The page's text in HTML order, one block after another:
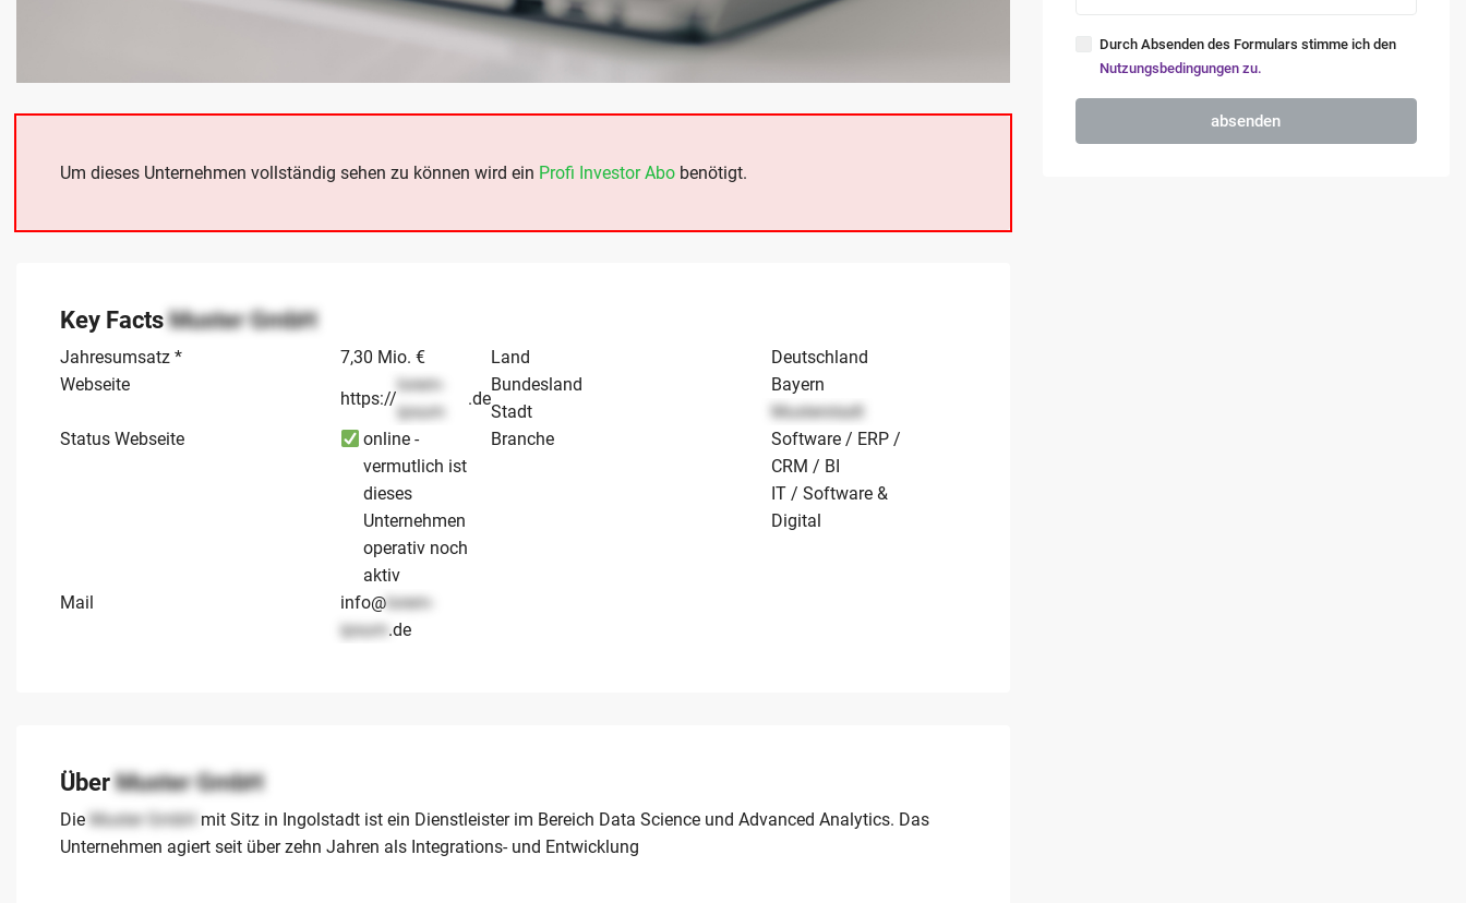
Um dieses Unternehmen vollständig sehen zu können wird ein Profi Investor Abo benötigt.
Key FactsMuster GmbH
Jahresumsatz *
7,30 Mio. €
Webseite
https://
lorem-
ipsum
.de
Status Webseite
online -
vermutlich ist
dieses
Unternehmen
operativ noch
aktiv
Mail
info@lorem-
ipsum .de
Land
Deutschland
Bundesland
Bayern
Stadt
Musterstadt
Branche
Software / ERP /
CRM / BI
IT / Software &
Digital
ÜberMuster GmbH
Die Muster GmbH mit Sitz in Ingolstadt ist ein Dienstleister im Bereich Data Science und Advanced Analytics. Das
Unternehmen agiert seit über zehn Jahren als Integrations- und Entwicklung
Durch Absenden des Formulars stimme ich den
Nutzungsbedingungen zu.
absenden